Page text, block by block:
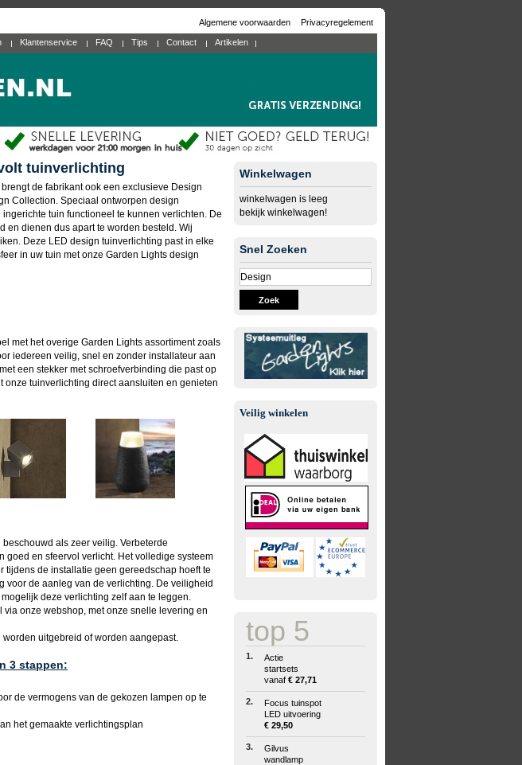
Algemene voorwaarden Privacyregelement
Klantenservice FAQ Tips Contact Artikelen
tuinverlichting
de fabrikant ook een exclusieve Design
Collection. Speciaal ontworpen design
tuin functioneel te kunnen verlichten. De
en dienen dus apart te worden besteld. Wij
Deze LED design tuinverlichting past in elke
in uw tuin met onze Garden Lights design
met het overige Garden Lights assortiment zoals
iedereen veilig, snel en zonder installateur aan
een stekker met schroefverbinding die past op
tuinverlichting direct aansluiten en genieten
als zeer veilig. Verbeterde
goed en sfeervol verlicht. Het volledige systeem
de installatie geen gereedschap hoeft te
voor de aanleg van de verlichting. De veiligheid
deze verlichting zelf aan te leggen.
onze webshop, met onze snelle levering en
uitgebreid of worden aangepast.
3 stappen:
de vermogens van de gekozen lampen op te
het gemaakte verlichtingsplan
Winkelwagen
winkelwagen is leeg
bekijk winkelwagen!
Snel Zoeken
Zoek
Veilig winkelen
top 5
1.
Actie
startsets
vanaf € 27,71
2.
Focus tuinspot
LED uitvoering
€ 29,50
3.
Gilvus
wandlamp